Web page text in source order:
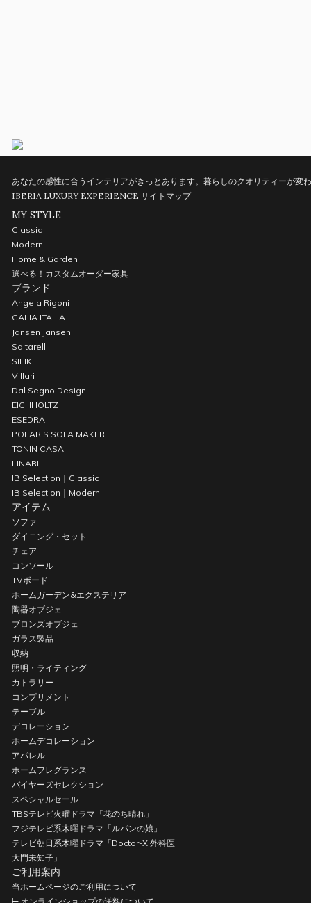
あなたの感性に合うインテリアがきっとあります。暮らしのクオリティーが変
IBERIA LUXURY EXPERIENCE サイトマップ
MY STYLE
Classic
Modern
Home & Garden
選べる！カスタムオーダー家具
ブランド
Angela Rigoni
CALIA ITALIA
Jansen Jansen
Saltarelli
SILIK
Villari
Dal Segno Design
EICHHOLTZ
ESEDRA
POLARIS SOFA MAKER
TONIN CASA
LINARI
IB Selection｜Classic
IB Selection｜Modern
アイテム
ソファ
ダイニング・セット
チェア
コンソール
TVボード
ホームガーデン&エクステリア
陶器オブジェ
ブロンズオブジェ
ガラス製品
収納
照明・ライティング
カトラリー
コンプリメント
テーブル
デコレーション
ホームデコレーション
アパレル
ホームフレグランス
バイヤーズセレクション
スペシャルセール
TBSテレビ火曜ドラマ「花のち晴れ」
フジテレビ系木曜ドラマ「ルパンの娘」
テレビ朝日系木曜ドラマ「Doctor-X 外科医
大門未知子」
ご利用案内
当ホームページのご利用について